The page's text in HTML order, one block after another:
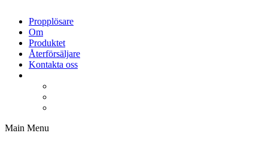
Propplösare
Om
Produktet
Återförsäljare
Kontakta oss
Main Menu